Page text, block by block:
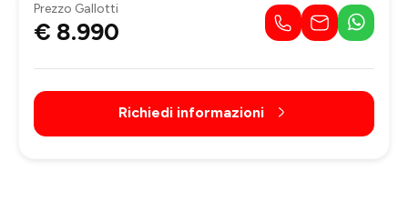
Prezzo Gallotti
€ 8.990
Richiedi informazioni